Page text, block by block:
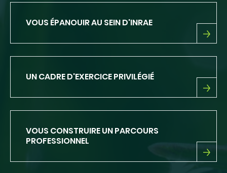
L'APPUI
VOUS ÉPANOUIR AU SEIN D'INRAE
VOUS
D'INRAE
UN CADRE D'EXERCICE PRIVILÉGIÉ
UN
VOUS CONSTRUIRE UN PARCOURS
PROFESSIONNEL
VOUS